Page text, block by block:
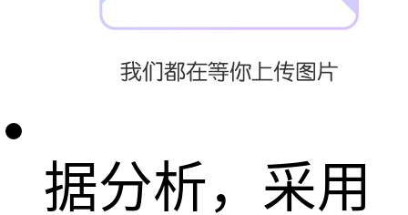
境，学生可通
据分析，采用